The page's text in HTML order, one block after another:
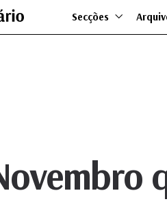
Secções